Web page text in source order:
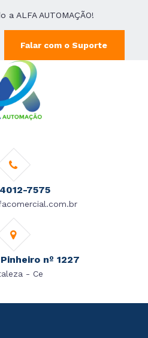
a ALFA AUTOMAÇÃO!
Falar com o Suporte
7575
nº 1227
- Ce